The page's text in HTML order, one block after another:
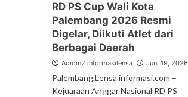
RD PS Cup Wali Kota
Palembang 2026 Resmi
Digelar, Diikuti Atlet dari
Berbagai Daerah
Admin2 informasilensa Juni 19, 2026
Palembang,Lensa informasi.com –
Kejuaraan Anggar Nasional RD PS